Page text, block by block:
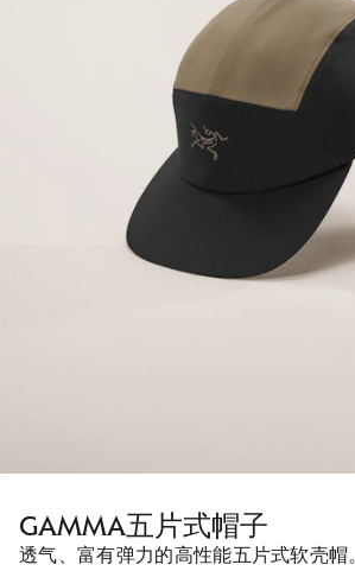
GAMMA五片式帽子
透气、富有弹力的高性能五片式软壳帽。